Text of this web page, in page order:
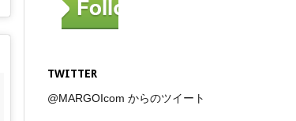
TWITTER
@MARGOIcom からのツイート